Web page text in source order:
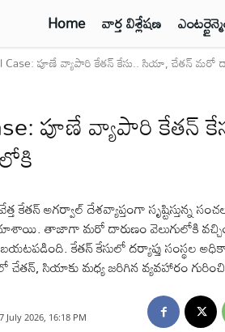
Home వార్త విశ్లేషణ
Case: పూణే వ్యాపారి కేతన్ కేసు.. సియా, చేతన్ మరో
పూణే వ్యాపారి కేతన్
కేతన్ అగర్వాల్ దేశవ్యాప్తంగా సృష్టిస్తున్న
తాజాగా మరో దారుణం వెలుగులోకి
కేతన్ కేసులో దర్యాప్తు సంస్థల
సియాకు మధ్య జరిగిన వ్యవహారం
July 2026, 16:18 PM